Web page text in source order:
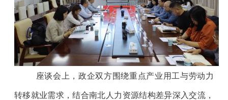
座谈会上，政企双方围绕重点产业用工与劳动力
转移就业需求，结合南北人力资源结构差异深入交流，